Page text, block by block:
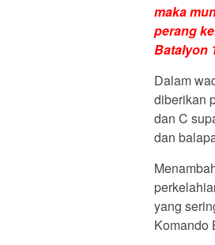
maka
perang
Batalyon
Dalam
diberikan
dan C
dan
yang
Komando